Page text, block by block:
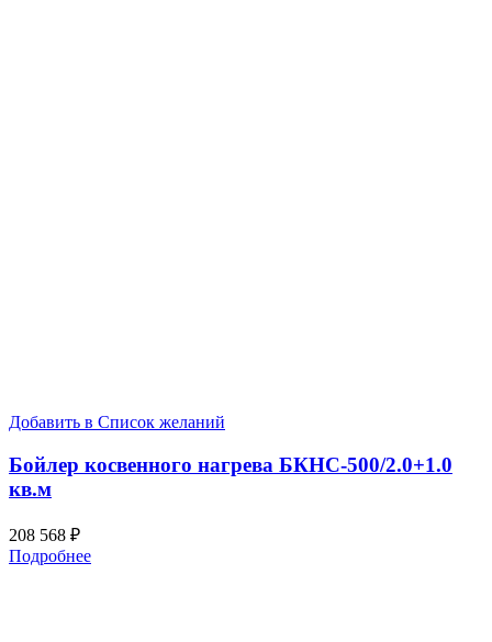
Добавить в Список желаний
Бойлер косвенного нагрева БКНС-500/2.0+1.0
кв.м
208 568 ₽
Подробнее